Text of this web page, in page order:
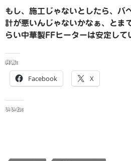
もし、施工じゃないとしたら、バ
計が悪いんじゃないかなぁ、とま
らい中華製FFヒーターは安定して
共有:
Facebook X
いいね: